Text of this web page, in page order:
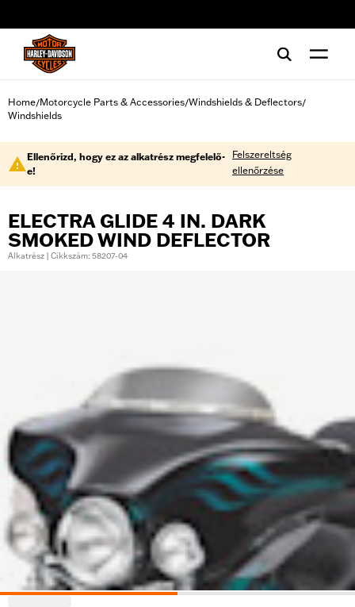
Home/Motorcycle Parts & Accessories/Windshields & Deflectors/
Windshields
Ellenőrizd, hogy ez az alkatrész megfelelő-
e!
Felszereltség
ellenőrzése
ELECTRA GLIDE 4 IN. DARK
SMOKED WIND DEFLECTOR
Alkatrész | Cikkszám: 58207-04